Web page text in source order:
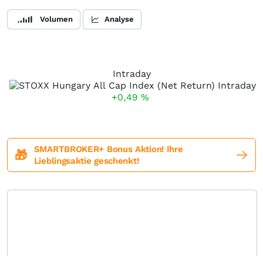
Volumen Analyse
Intraday
+0,49 %
🎁
SMARTBROKER+ Bonus Aktion! Ihre
Lieblingsaktie geschenkt!